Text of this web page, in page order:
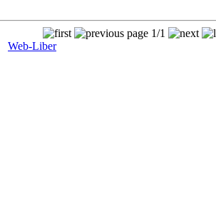
page 1/1
Web-Liber